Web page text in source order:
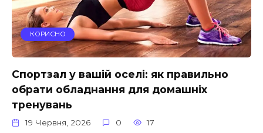
КОРИСНО
Спортзал у вашій оселі: як правильно
обрати обладнання для домашніх
тренувань
19 Червня, 2026 0 17